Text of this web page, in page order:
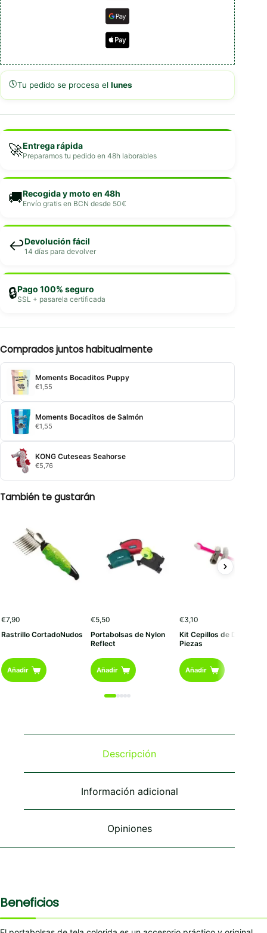
🕔Tu pedido se procesa el lunes
🚀Entrega rápida
Preparamos tu pedido en 48h laborables
🚚Recogida y moto en 48h
Envío gratis en BCN desde 50€
↩️Devolución fácil
14 días para devolver
🔒Pago 100% seguro
SSL + pasarela certificada
Comprados juntos habitualmente
Moments Bocaditos Puppy
€1,55
Moments Bocaditos de Salmón
€1,55
KONG Cuteseas Seahorse
€5,76
También te gustarán
€7,90
Rastrillo CortadoNudos
Añadir
€5,50
Portabolsas de Nylon
Reflect
Añadir
€3,10
Kit Cepillos de Dientes 3
Piezas
Añadir
Descripción
Información adicional
Opiniones
Beneficios